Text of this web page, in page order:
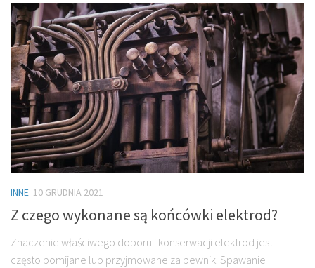
INNE 10 GRUDNIA 2021
Z czego wykonane są końcówki elektrod?
Znaczenie właściwego doboru i konserwacji elektrod jest
często pomijane lub przyjmowane za pewnik. Spawanie